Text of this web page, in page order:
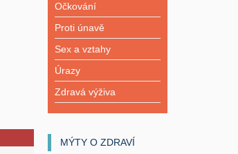
Očkování
Proti únavě
Sex a vztahy
Úrazy
Zdravá výživa
MÝTY O ZDRAVÍ